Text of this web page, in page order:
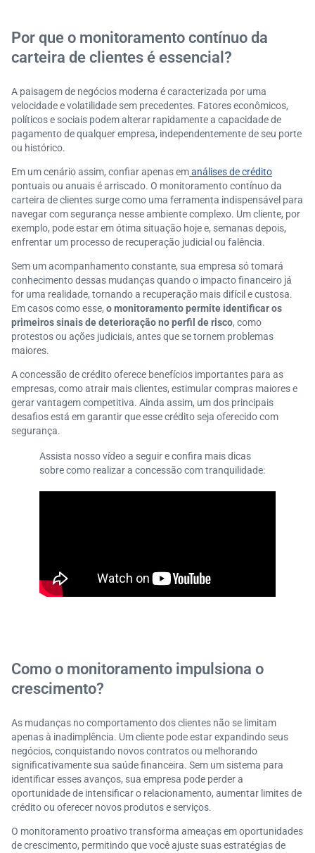
Por que o monitoramento contínuo da
carteira de clientes é essencial?
A paisagem de negócios moderna é caracterizada por uma
velocidade e volatilidade sem precedentes. Fatores econômicos,
políticos e sociais podem alterar rapidamente a capacidade de
pagamento de qualquer empresa, independentemente de seu porte
ou histórico.
Em um cenário assim, confiar apenas emanálises de crédito
pontuais ou anuais é arriscado. O monitoramento contínuo da
carteira de clientes surge como uma ferramenta indispensável para
navegar com segurança nesse ambiente complexo. Um cliente, por
exemplo, pode estar em ótima situação hoje e, semanas depois,
enfrentar um processo de recuperação judicial ou falência.
Sem um acompanhamento constante, sua empresa só tomará
conhecimento dessas mudanças quando o impacto financeiro já
for uma realidade, tornando a recuperação mais difícil e custosa.
Em casos como esse, o monitoramento permite identificar os
primeiros sinais de deterioração no perfil de risco, como
protestos ou ações judiciais, antes que se tornem problemas
maiores.
A concessão de crédito oferece benefícios importantes para as
empresas, como atrair mais clientes, estimular compras maiores e
gerar vantagem competitiva. Ainda assim, um dos principais
desafios está em garantir que esse crédito seja oferecido com
segurança.
Assista nosso vídeo a seguir e confira mais dicas
sobre como realizar a concessão com tranquilidade:
Como o monitoramento impulsiona o
crescimento?
As mudanças no comportamento dos clientes não se limitam
apenas à inadimplência. Um cliente pode estar expandindo seus
negócios, conquistando novos contratos ou melhorando
significativamente sua saúde financeira. Sem um sistema para
identificar esses avanços, sua empresa pode perder a
oportunidade de intensificar o relacionamento, aumentar limites de
crédito ou oferecer novos produtos e serviços.
O monitoramento proativo transforma ameaças em oportunidades
de crescimento, permitindo que você ajuste suas estratégias de